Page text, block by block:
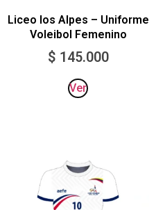
Liceo los Alpes – Uniforme
Voleibol Femenino
$ 145.000
Ver